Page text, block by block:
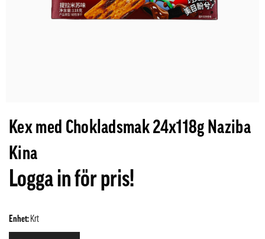
Kex med Chokladsmak 24x118g Naziba
Kina
Logga in för pris!
Enhet: Krt